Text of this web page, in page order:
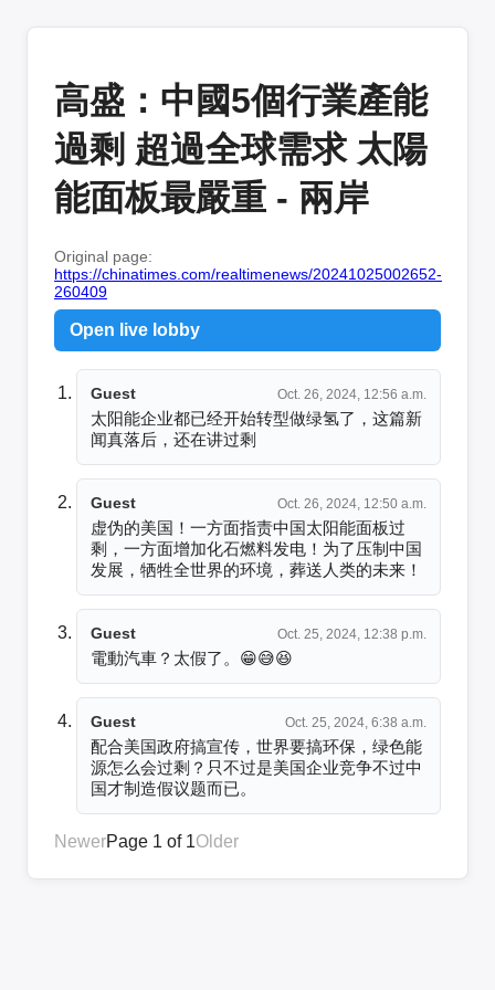
高盛：中國5個行業產能
過剩 超過全球需求 太陽
能面板最嚴重 - 兩岸
Original page:
https://chinatimes.com/realtimenews/20241025002652-
260409
Open live lobby
Guest Oct. 26, 2024, 12:56 a.m.
太阳能企业都已经开始转型做绿氢了，这篇新
闻真落后，还在讲过剩
Guest Oct. 26, 2024, 12:50 a.m.
虚伪的美国！一方面指责中国太阳能面板过
剩，一方面增加化石燃料发电！为了压制中国
发展，牺牲全世界的环境，葬送人类的未来！
Guest Oct. 25, 2024, 12:38 p.m.
電動汽車？太假了。😁😅😆
Guest Oct. 25, 2024, 6:38 a.m.
配合美国政府搞宣传，世界要搞环保，绿色能
源怎么会过剩？只不过是美国企业竞争不过中
国才制造假议题而已。
NewerPage 1 of 1Older